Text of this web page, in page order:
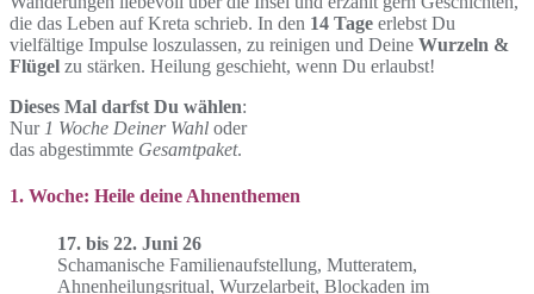
die das Leben auf Kreta schrieb. In den 14 Tage erlebst Du
vielfältige Impulse loszulassen, zu reinigen und Deine Wurzeln &
Flügel zu stärken. Heilung geschieht, wenn Du erlaubst!
Dieses Mal darfst Du wählen:
Nur 1 Woche Deiner Wahl oder
das abgestimmte Gesamtpaket.
1. Woche: Heile deine Ahnenthemen
17. bis 22. Juni 26
Schamanische Familienaufstellung, Mutteratem,
Ahnenheilungsritual, Wurzelarbeit, Blockaden im